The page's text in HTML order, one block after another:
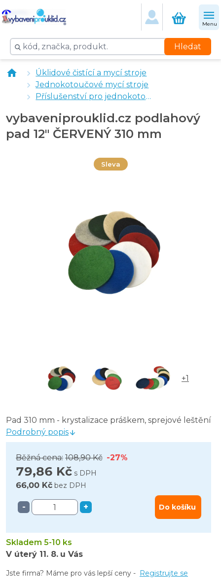
Menu
Hledat
vybaveniprouklid.cz podlahový pad 12" ČERNY 310
vybaveniprouklid.cz podlahový pad 12" HNĚDÝ 310
vybaveniprouklid.cz podlahový pad 12" ZELENÝ 310
Úklidové čistící a mycí stroje
Jednokotoučové mycí stroje
Příslušenství pro jednokotoučové mycí stroje
vybaveniprouklid.cz podlahový
pad 12" ČERVENÝ 310 mm
Sleva
+1
Pad 310 mm - krystalizace práškem, sprejové leštění
Podrobný popis
Běžná cena: 108,90 Kč -27%
79,86 Kč s DPH
66,00 Kč bez DPH
- + Do košíku
Skladem 5-10 ks
V úterý 11. 8. u Vás
Jste firma? Máme pro vás lepší ceny - Registrujte se